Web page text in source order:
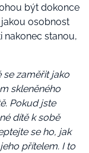
být dokonce
osobnost
nakonec stanou,
se zaměřit jako
skleněného
Pokud jste
dítě k sobě
se ho, jak
přítelem. I to